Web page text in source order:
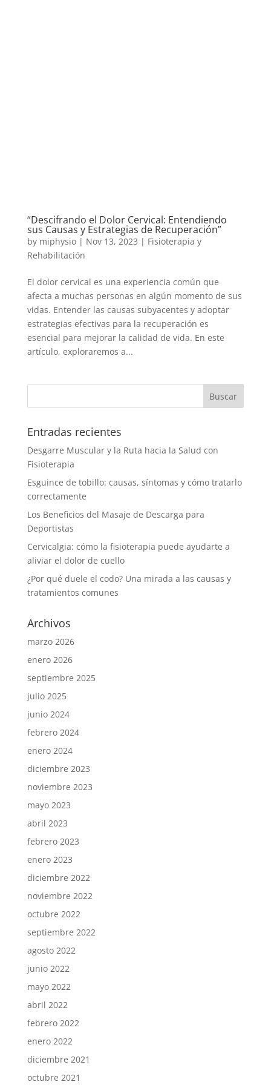
“Descifrando el Dolor Cervical: Entendiendo
sus Causas y Estrategias de Recuperación”
by miphysio| Nov 13, 2023 | Fisioterapia y
Rehabilitación
El dolor cervical es una experiencia común que
afecta a muchas personas en algún momento de sus
vidas. Entender las causas subyacentes y adoptar
estrategias efectivas para la recuperación es
esencial para mejorar la calidad de vida. En este
artículo, exploraremos a...
Entradas recientes
Desgarre Muscular y la Ruta hacia la Salud con
Fisioterapia
Esguince de tobillo: causas, síntomas y cómo tratarlo
correctamente
Los Beneficios del Masaje de Descarga para
Deportistas
Cervicalgia: cómo la fisioterapia puede ayudarte a
aliviar el dolor de cuello
¿Por qué duele el codo? Una mirada a las causas y
tratamientos comunes
Archivos
marzo 2026
enero 2026
septiembre 2025
julio 2025
junio 2024
febrero 2024
enero 2024
diciembre 2023
noviembre 2023
mayo 2023
abril 2023
febrero 2023
enero 2023
diciembre 2022
noviembre 2022
octubre 2022
septiembre 2022
agosto 2022
junio 2022
mayo 2022
abril 2022
febrero 2022
enero 2022
diciembre 2021
octubre 2021